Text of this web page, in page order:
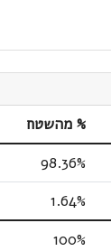
% מהשטח
98.36%
1.64%
100%